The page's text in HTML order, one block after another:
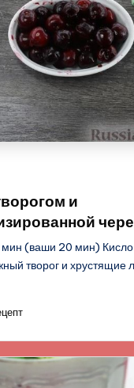
и
(ваши 20 мин)
творог и хрустящие